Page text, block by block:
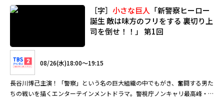
［字］ 小さな巨人 「新警察ヒーロー
誕生 敵は味方のフリをする 裏切り上
司を倒せ！！」 第1回
08/26(水)18:00～19:15
長谷川博己主演！「警察」という名の巨大組織の中でもがき、奮闘する男た
ちの戦いを描くエンターテインメントドラマ。警視庁ノンキャリ最高峰・捜